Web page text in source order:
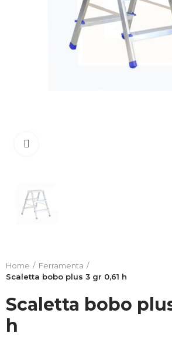
Home
Ferramenta
Scaletta bobo plus 3 gr 0,61 h
Scaletta bobo
h